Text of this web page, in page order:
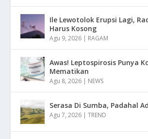
Ile Lewotolok Erupsi Lagi,
Harus Kosong
Agu 9, 2026 | RAGAM
Awas! Leptospirosis Punya
Mematikan
Agu 8, 2026 | NEWS
Serasa Di Sumba, Padahal
Agu 7, 2026 |TREND